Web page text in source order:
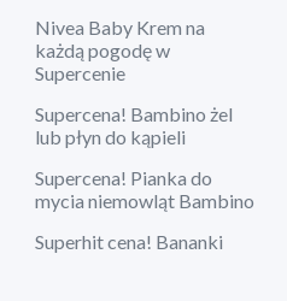
Nivea Baby Krem na
każdą pogodę w
Supercenie
Supercena! Bambino żel
lub płyn do kąpieli
Supercena! Pianka do
mycia niemowląt Bambino
Superhit cena! Bananki